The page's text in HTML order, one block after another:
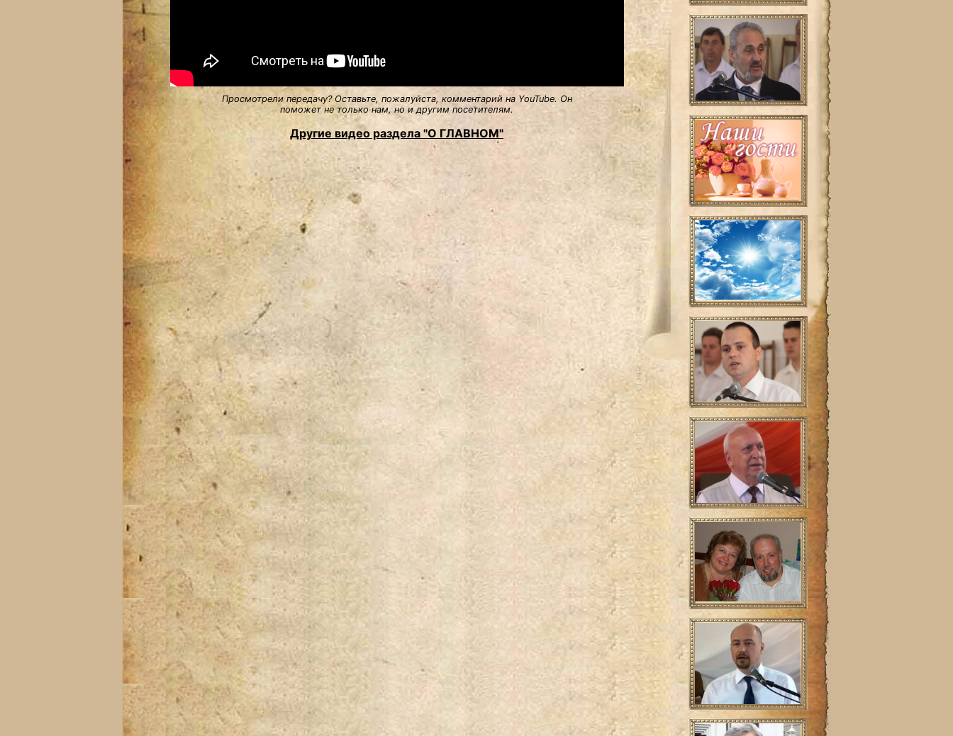
Просмотрели передачу? Оставьте, пожалуйста, комментарий на YouTube. Он
поможет не только нам, но и другим посетителям.
Другие видео раздела "О ГЛАВНОМ"